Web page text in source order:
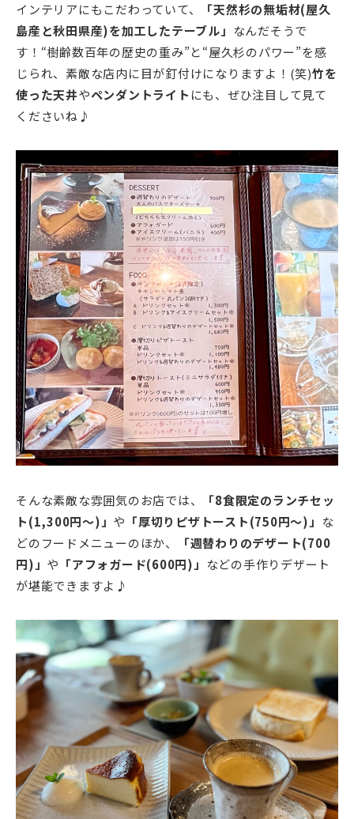
インテリアにもこだわっていて、
「天然杉の無垢材(屋久
島産と秋田県産)を加工したテーブル」 なんだそうで
す！“樹齢数百年の歴史の重み”と“屋久杉のパワー”を感
じられ、素敵な店内に目が釘付けになりますよ！(笑)竹を
使った天井やペンダントライト にも、ぜひ注目して見て
くださいね♪
そんな素敵な雰囲気のお店では、
「8食限定のランチセッ
ト(1,300円～)」 や 「厚切りピザトースト(750円～)」 な
どのフードメニューのほか、
「週替わりのデザート(700
円)」 や 「アフォガード(600円)」 などの手作りデザート
が堪能できますよ♪